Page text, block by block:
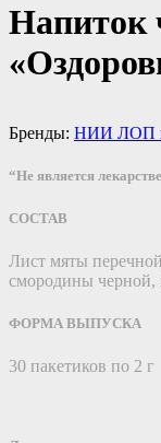
Напиток
Бренды: НИИ ЛОП
“Не является
СОСТАВ
Лист мяты
смородины черной,
ФОРМА ВЫПУСКА
30 пакетиков по 2 г